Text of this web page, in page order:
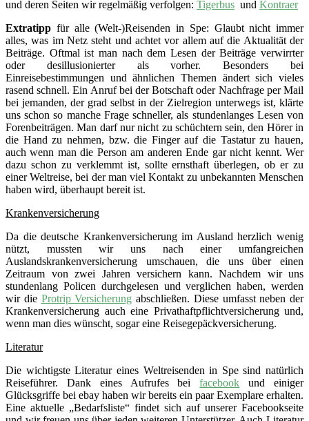
und deren Seiten wir regelmäßig verfolgen: Tigerbus und Kontraer
Extratipp für alle (Welt-)Reisenden in Spe: Glaubt nicht immer
alles, was im Netz steht und achtet vor allem auf die Aktualität der
Beiträge. Oftmal ist man nach dem Lesen der Beiträge verwirrter
oder desillusionierter als vorher. Besonders bei
Einreisebestimmungen und ähnlichen Themen ändert sich vieles
rasend schnell. Ein Anruf bei der Botschaft oder Nachfrage per Mail
bei jemanden, der grad selbst in der Zielregion unterwegs ist, klärte
uns schon so manche Frage schneller, als stundenlanges Lesen von
Forenbeiträgen. Man darf nur nicht zu schüchtern sein, den Hörer in
die Hand zu nehmen, bzw. die Finger auf die Tastatur zu hauen,
auch wenn man die Person am anderen Ende gar nicht kennt. Wer
dazu schon zu verklemmt ist, sollte ernsthaft überlegen, ob er zu
einer Weltreise, bei der man viel Kontakt zu unbekannten Menschen
haben wird, überhaupt bereit ist.
Krankenversicherung
Da die deutsche Krankenversicherung im Ausland herzlich wenig
nützt, mussten wir uns nach einer umfangreichen
Auslandskrankenversicherung umschauen, die uns über einen
Zeitraum von zwei Jahren versichern kann. Nachdem wir uns
stundenlang Policen durchgelesen und verglichen haben, werden
wir die Protrip Versicherung abschließen. Diese umfasst neben der
Krankenversicherung auch eine Privathaftpflichtversicherung und,
wenn man dies wünscht, sogar eine Reisegepäckversicherung.
Literatur
Die wichtigste Literatur eines Weltreisenden in Spe sind natürlich
Reiseführer. Dank eines Aufrufes beifacebook und einiger
Glücksgriffe bei ebay haben wir bereits ein paar Exemplare erhalten.
Eine aktuelle „Bedarfsliste“ findet sich auf unserer Facebookseite